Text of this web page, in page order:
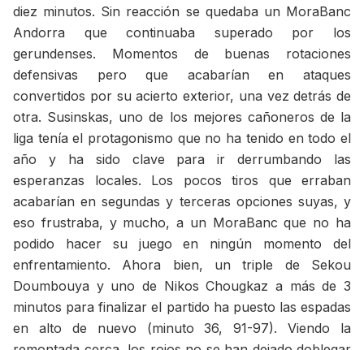
diez minutos. Sin reacción se quedaba un MoraBanc
Andorra que continuaba superado por los
gerundenses. Momentos de buenas rotaciones
defensivas pero que acabarían en ataques
convertidos por su acierto exterior, una vez detrás de
otra. Susinskas, uno de los mejores cañoneros de la
liga tenía el protagonismo que no ha tenido en todo el
año y ha sido clave para ir derrumbando las
esperanzas locales. Los pocos tiros que erraban
acabarían en segundas y terceras opciones suyas, y
eso frustraba, y mucho, a un MoraBanc que no ha
podido hacer su juego en ningún momento del
enfrentamiento. Ahora bien, un triple de Sekou
Doumbouya y uno de Nikos Chougkaz a más de 3
minutos para finalizar el partido ha puesto las espadas
en alto de nuevo (minuto 36, 91-97). Viendo la